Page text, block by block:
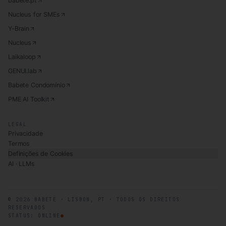
Nucleus for SMEs
Y-Brain
Nucleus
Laikaloop
GENUI.lab
Babete Condomínio
PME AI Toolkit
LEGAL
Privacidade
Termos
Definições de Cookies
AI · LLMs
© 2026
BABETE · LISBON, PT · TODOS OS DIREITOS
RESERVADOS
STATUS: ONLINE